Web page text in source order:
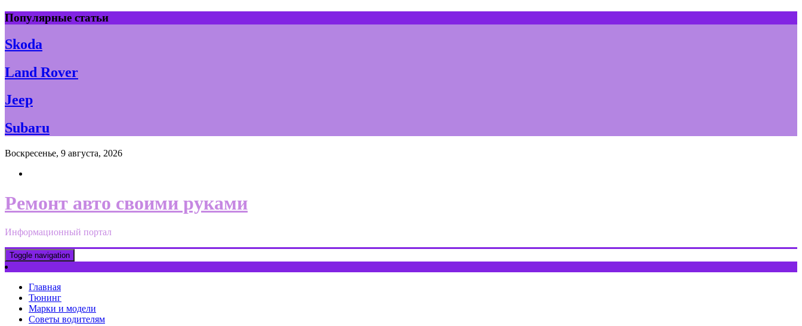
Skip
to
content
Популярные статьи
Skoda
Land Rover
Jeep
Subaru
Воскресенье, 9 августа, 2026
Ремонт авто своими руками
Информационный портал
Toggle navigation
Главная
Тюнинг
Марки и модели
Советы водителям